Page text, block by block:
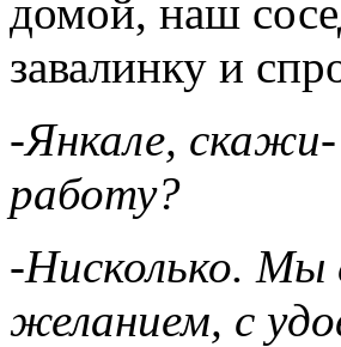
домой, наш
завалинку и
-Янкале,
работу?
-Нисколько. Мы
желанием, с